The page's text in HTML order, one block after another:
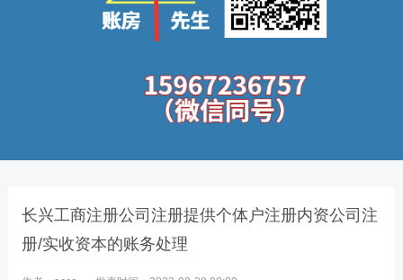
长兴工商注册公司注册提供个体户注册内资公司注
册/实收资本的账务处理